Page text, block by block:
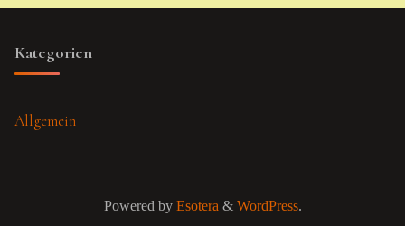
Kategorien
Allgemein
Powered byEsotera& WordPress.